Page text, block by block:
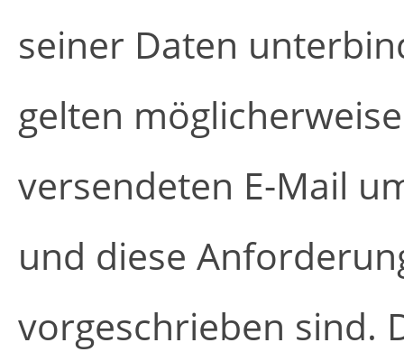
seiner Daten
gelten
versendeten E-Mail
und diese
vorgeschrieben sind.